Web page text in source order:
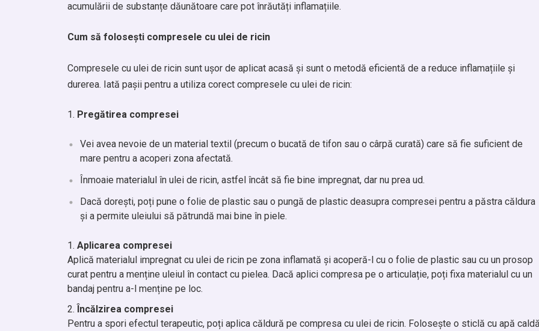
acumulării de substanțe dăunătoare care pot înrăutăți inflamațiile.
Cum să folosești compresele cu ulei de ricin
Compresele cu ulei de ricin sunt ușor de aplicat acasă și sunt o metodă eficientă de a reduce inflamațiile și
durerea. Iată pașii pentru a utiliza corect compresele cu ulei de ricin:
Pregătirea compresei
Vei avea nevoie de un material textil (precum o bucată de tifon sau o cârpă curată) care să fie suficient de
mare pentru a acoperi zona afectată.
Înmoaie materialul în ulei de ricin, astfel încât să fie bine impregnat, dar nu prea ud.
Dacă dorești, poți pune o folie de plastic sau o pungă de plastic deasupra compresei pentru a păstra căldura
și a permite uleiului să pătrundă mai bine în piele.
Aplicarea compresei
Aplică materialul impregnat cu ulei de ricin pe zona inflamată și acoperă-l cu o folie de plastic sau cu un prosop
curat pentru a menține uleiul în contact cu pielea. Dacă aplici compresa pe o articulație, poți fixa materialul cu un
bandaj pentru a-l menține pe loc.
Încălzirea compresei
Pentru a spori efectul terapeutic, poți aplica căldură pe compresa cu ulei de ricin. Folosește o sticlă cu apă